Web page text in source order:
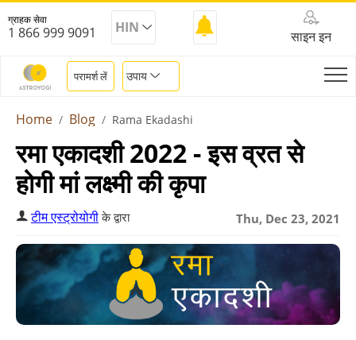
ग्राहक सेवा
1 866 999 9091 HIN
साइन इन
परामर्श लें उपाय
Home Blog Rama Ekadashi
रमा एकादशी 2022 - इस व्रत से
होगी मां लक्ष्मी की कृपा
Thu, Dec 23, 2021
टीम एस्ट्रोयोगीके द्वारा